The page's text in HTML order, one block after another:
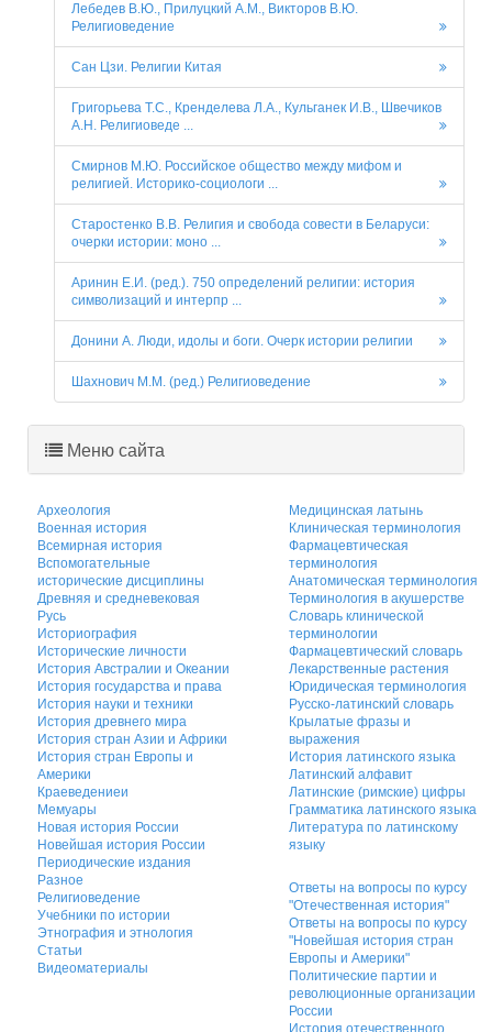
Лебедев В.Ю., Прилуцкий А.М., Викторов В.Ю.
Религиоведение
Сан Цзи. Религии Китая
Григорьева Т.С., Кренделева Л.А., Кульганек И.В., Швечиков
А.Н. Религиоведе ...
Смирнов М.Ю. Российское общество между мифом и
религией. Историко-социологи ...
Старостенко В.В. Религия и свобода совести в Беларуси:
очерки истории: моно ...
Аринин Е.И. (ред.). 750 определений религии: история
символизаций и интерпр ...
Донини А. Люди, идолы и боги. Очерк истории религии
Шахнович М.М. (ред.) Религиоведение
Меню сайта
Археология
Военная история
Всемирная история
Вспомогательные
исторические дисциплины
Древняя и средневековая
Русь
Историография
Исторические личности
История Австралии и Океании
История государства и права
История науки и техники
История древнего мира
История стран Азии и Африки
История стран Европы и
Америки
Краеведениеи
Мемуары
Новая история России
Новейшая история России
Периодические издания
Разное
Религиоведение
Учебники по истории
Этнография и этнология
Статьи
Видеоматериалы
Медицинская латынь
Клиническая терминология
Фармацевтическая
терминология
Анатомическая терминология
Терминология в акушерстве
Словарь клинической
терминологии
Фармацевтический словарь
Лекарственные растения
Юридическая терминология
Русско-латинский словарь
Крылатые фразы и
выражения
История латинского языка
Латинский алфавит
Латинские (римские) цифры
Грамматика латинского языка
Литература по латинскому
языку
Ответы на вопросы по курсу
"Отечественная история"
Ответы на вопросы по курсу
"Новейшая история стран
Европы и Америки"
Политические партии и
революционные организации
России
История отечественного